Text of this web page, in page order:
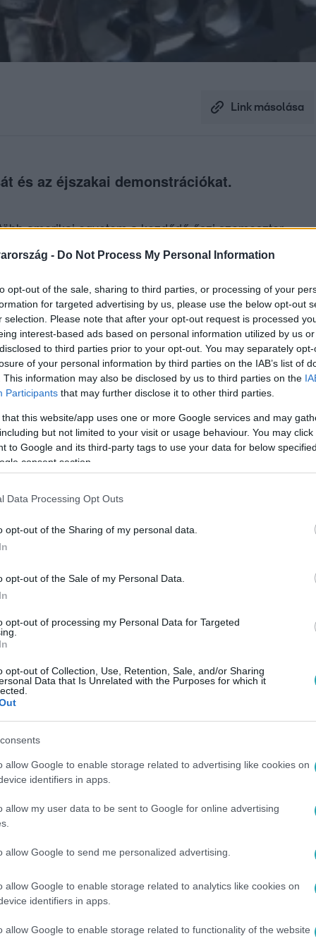
- Do Not Process My Personal Information
opt-out of the sale, sharing to third parties, or processing of your
for targeted advertising by us, please use the below opt-out
selection. Please note that after your opt-out request is processed
interest-based ads based on personal information utilized by us
to third parties prior to your opt-out. You may separately
of your personal information by third parties on the IAB’s list of
This information may also be disclosed by us to third parties on the
Participants that may further disclose it to other third parties.
that this website/app uses one or more Google services and may
but not limited to your visit or usage behaviour. You may
to Google and its third-party tags to use your data for below
consent section.
Data Processing Opt Outs
opt-out of the Sharing of my personal data.
opt-out of the Sale of my Personal Data.
opt-out of processing my Personal Data for Targeted
opt-out of Collection, Use, Retention, Sale, and/or Sharing
Data that Is Unrelated with the Purposes for which it
allow Google to enable storage related to advertising like cookies on
identifiers in apps.
allow my user data to be sent to Google for online advertising
allow Google to send me personalized advertising.
allow Google to enable storage related to analytics like cookies on
identifiers in apps.
allow Google to enable storage related to functionality of the website
Link másolása
és az éjszakai demonstrációkat.
amerikai egyetem a kezdődő őszi szemeszter
több vezető egyetemen káoszhoz vezető
közé sorolt
of Pennsylvania)
tett közzé a diákok
vonatkozóan, amiben
az éjszakai
a hangosítás és elektromos
napokon délután 5 óra
időben világossá tette, hogy ezek betartásával
mellett.
már augusztus 1-i hatállyal megtiltotta a
és szintén tilosnak nyilvánított bármilyen tábor
transzparens és felirat is csak előzetes
Florida) vezetése jóváhagyáshoz kötötte a
és hangosítás használatát a területén.
nem engedélyezett tüntetés és demonstráció
hetében pedig teljes mértékben tilos.
posztjáról Nemat „Minouche” Shafik, a
kapott azért, ahogy kampuszán a
háború kitörése után.
zajlottak, a demonstrálók rövid időre az
Shafik számos bírálatot kapott azért,